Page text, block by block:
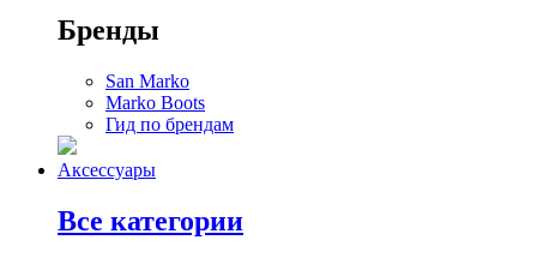
Бренды
San Marko
Marko Boots
Гид по брендам
Аксессуары
Все категории